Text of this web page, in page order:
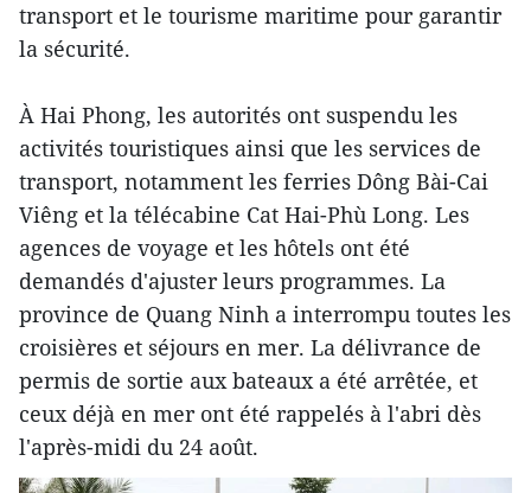
transport et le tourisme maritime pour garantir
la sécurité.
À Hai Phong, les autorités ont suspendu les
activités touristiques ainsi que les services de
transport, notamment les ferries Dông Bài-Cai
Viêng et la télécabine Cat Hai-Phù Long. Les
agences de voyage et les hôtels ont été
demandés d'ajuster leurs programmes. La
province de Quang Ninh a interrompu toutes les
croisières et séjours en mer. La délivrance de
permis de sortie aux bateaux a été arrêtée, et
ceux déjà en mer ont été rappelés à l'abri dès
l'après-midi du 24 août.